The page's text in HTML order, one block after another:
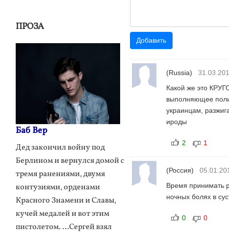
(Russia)
Какой же это
выполняющее
украинцам,
ироды
2 1
(Россия)
Время принимать
ночных болях в
0 0
ПРОЗА
Баб Вер
Дед закончил войну под
Берлином и вернулся домой с
тремя ранениями, двумя
контузиями, орденами
Красного Знамени и Славы,
кучей медалей и вот этим
пистолетом. …Сергей взял